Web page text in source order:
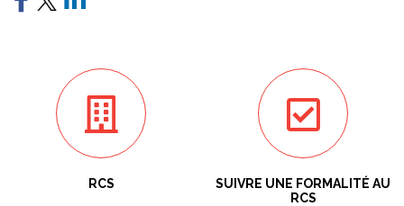
RCS
SUIVRE UNE FORMALITÉ AU
RCS